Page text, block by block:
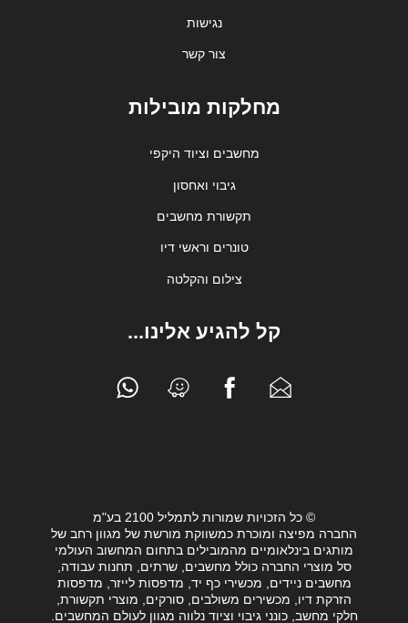
נגישות
צור קשר
מחלקות מובילות
מחשבים וציוד היקפי
גיבוי ואחסון
תקשורת מחשבים
טונרים וראשי דיו
צילום והקלטה
קל להגיע אלינו...
© כל הזכויות שמורות לתמליל 2100 בע"מ
החברה מפיצה ומוכרת כמשווקת מורשת של מגוון רחב של
מותגים בינלאומיים מהמובילים בתחום המחשוב העולמי
סל מוצרי החברה כולל מחשבים, שרתים, תחנות עבודה,
מחשבים ניידים, מכשירי כף יד, מדפסות לייזר, מדפסות
הזרקת דיו, מכשירים משולבים, סורקים, מוצרי תקשורת,
חלקי מחשב, כונני גיבוי וציוד נלווה מגוון לעולם המחשבים.